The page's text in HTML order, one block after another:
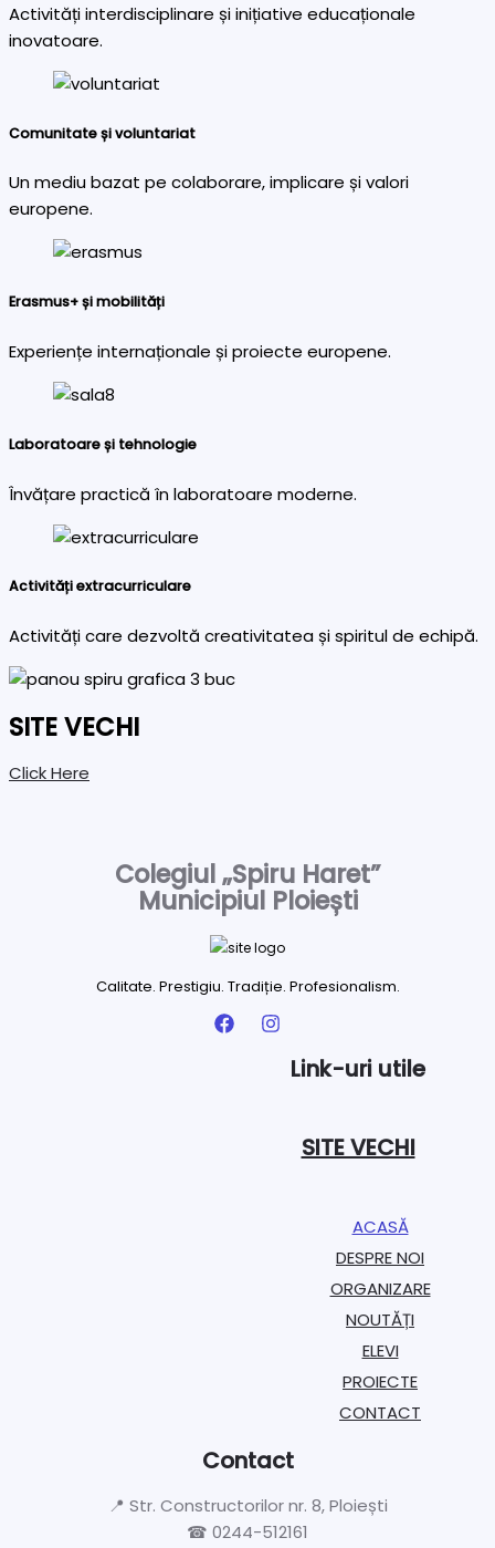
Activități interdisciplinare și inițiative educaționale
inovatoare.
Comunitate și voluntariat
Un mediu bazat pe colaborare, implicare și valori
europene.
Erasmus+ și mobilități
Experiențe internaționale și proiecte europene.
Laboratoare și tehnologie
Învățare practică în laboratoare moderne.
Activități extracurriculare
Activități care dezvoltă creativitatea și spiritul de echipă.
SITE VECHI
Click Here
Colegiul „Spiru Haret”
Municipiul Ploiești
Calitate. Prestigiu. Tradiție. Profesionalism.
Link-uri utile
SITE VECHI
ACASĂ
DESPRE NOI
ORGANIZARE​
NOUTĂȚI
ELEVI
PROIECTE​
CONTACT
Contact
📍 Str. Constructorilor nr. 8, Ploiești
☎ 0244-512161